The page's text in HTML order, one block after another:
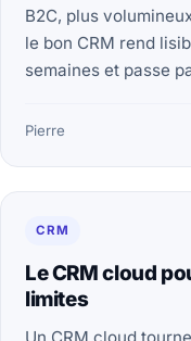
B2C, plus
le bon CRM rend
semaines et passe
Pierre
CRM
Le CRM cloud
limites